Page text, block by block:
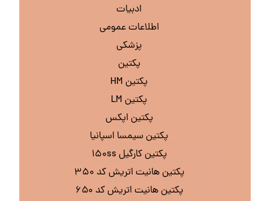
ادبیات
اطلاعات عمومی
پزشکی
پکتین
پکتین HM
پکتین LM
پکتین اپکس
پکتین سیمسا اسپانیا
پکتین کارگیل ۱۵۰ss
پکتین هانیت اتریش کد ۳۵۰
پکتین هانیت اتریش کد ۶۵۰